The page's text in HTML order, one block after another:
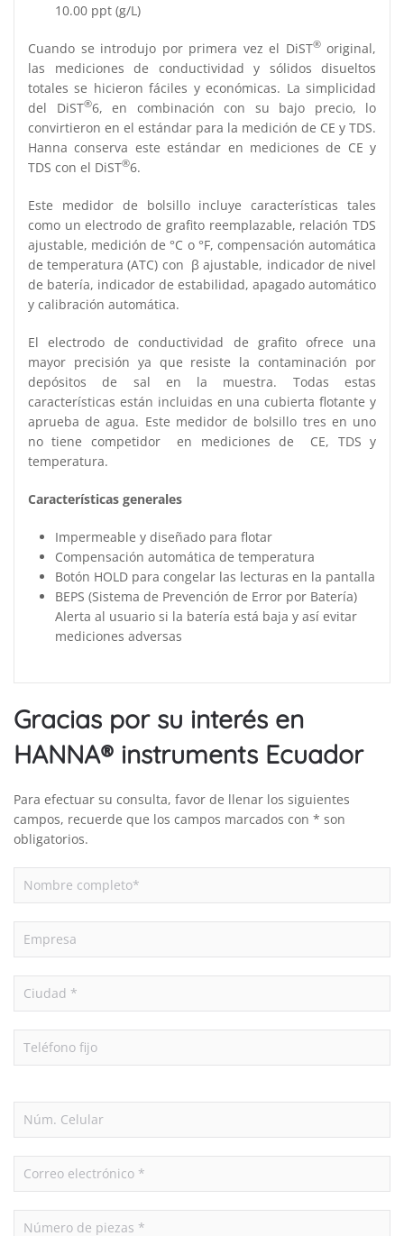
10.00 ppt (g/L)
Cuando se introdujo por primera vez el DiST®original,
las mediciones de conductividad y sólidos disueltos
totales se hicieron fáciles y económicas. La simplicidad
del DiST®6, en combinación con su bajo precio, lo
convirtieron en el estándar para la medición de CE y TDS.
Hanna conserva este estándar en mediciones de CE y
TDS con el DiST®6.
Este medidor de bolsillo incluye características tales
como un electrodo de grafito reemplazable, relación TDS
ajustable, medición de °C o °F, compensación automática
de temperatura (ATC) con β ajustable, indicador de nivel
de batería, indicador de estabilidad, apagado automático
y calibración automática.
El electrodo de conductividad de grafito ofrece una
mayor precisión ya que resiste la contaminación por
depósitos de sal en la muestra. Todas estas
características están incluidas en una cubierta flotante y
aprueba de agua. Este medidor de bolsillo tres en uno
no tiene competidor en mediciones de CE, TDS y
temperatura.
Características generales
Impermeable y diseñado para flotar
Compensación automática de temperatura
Botón HOLD para congelar las lecturas en la pantalla
BEPS (Sistema de Prevención de Error por Batería)
Alerta al usuario si la batería está baja y así evitar
mediciones adversas
Gracias por su interés en
HANNA® instruments Ecuador
Para efectuar su consulta, favor de llenar los siguientes
campos, recuerde que los campos marcados con * son
obligatorios.